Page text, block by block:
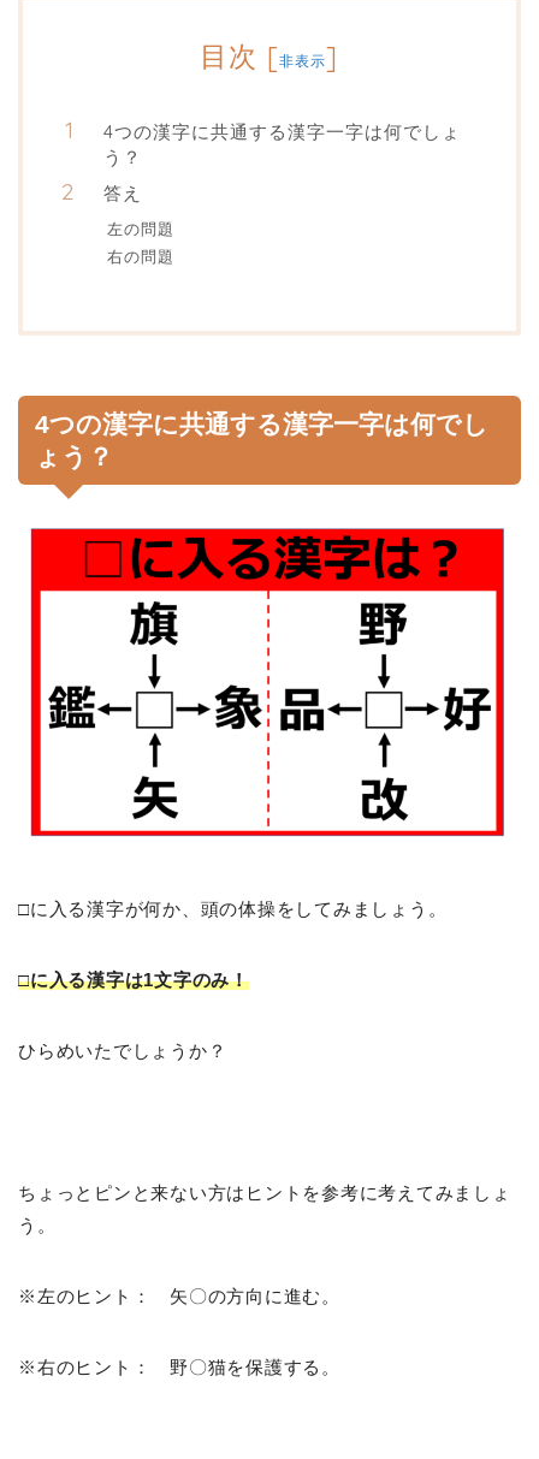
目次 [非表示]
4つの漢字に共通する漢字一字は何でしょ
う？
答え
左の問題
右の問題
4つの漢字に共通する漢字一字は何でし
ょう？
□に入る漢字が何か、頭の体操をしてみましょう。
□に入る漢字は1文字のみ！
ひらめいたでしょうか？
ちょっとピンと来ない方はヒントを参考に考えてみましょ
う。
※左のヒント： 矢〇の方向に進む。
※右のヒント： 野〇猫を保護する。